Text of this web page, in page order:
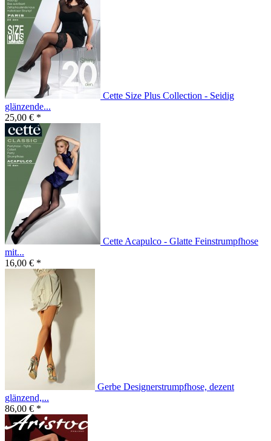
Cette Size Plus Collection - Seidig
glänzende...
25,00 € *
Cette Acapulco - Glatte Feinstrumpfhose
mit...
16,00 € *
Gerbe Designerstrumpfhose, dezent
glänzend,...
86,00 € *